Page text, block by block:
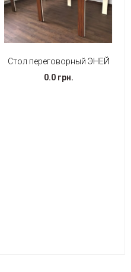
Стол переговорный ЭНЕЙ
0.0 грн.